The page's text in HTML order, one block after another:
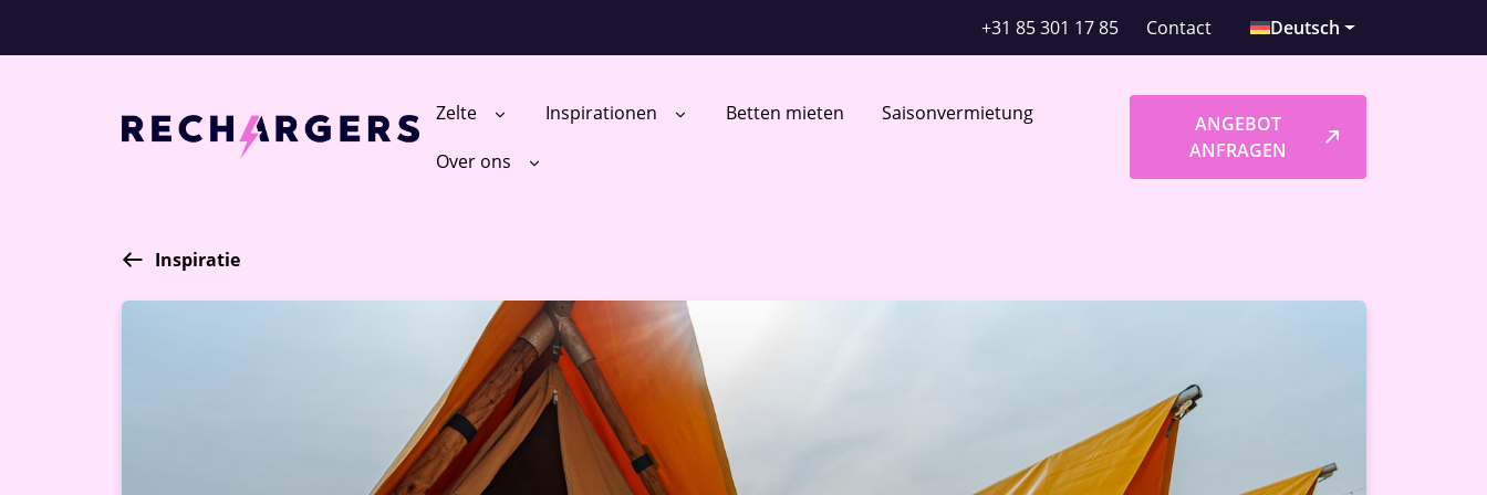
+31 85 301 17 85 Contact Deutsch
Zelte Inspirationen Betten mieten
Saisonvermietung
Over ons
ANGEBOT
ANFRAGEN
Inspiratie